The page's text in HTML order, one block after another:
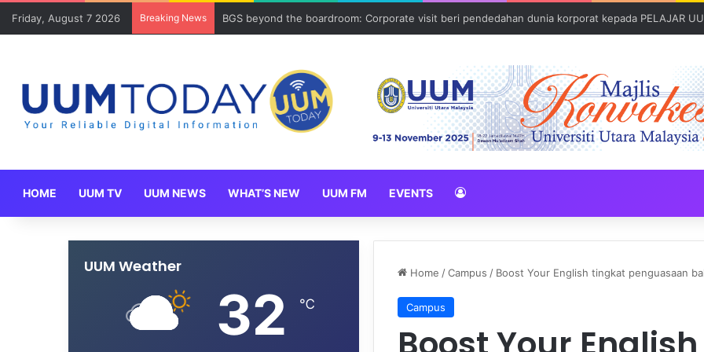
Friday, August 7 2026 Breaking News BGS beyond the boardroom: Corporate visit beri pendedahan dunia korporat kepada PELAJAR
HOME UUM TV UUM NEWS WHAT’S NEW UUM FM EVENTS
Home /Campus / Boost Your English tingkat penguasaan
Campus
UUM Weather
32 ℃